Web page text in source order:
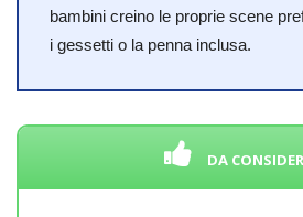
bambini creino le proprie scene
i gessetti o la penna inclusa.
DA